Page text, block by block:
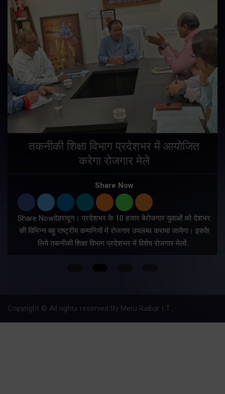
तकनीकी शिक्षा विभाग प्रदेशभर में आयोजित
करेगा रोजगार मेले
Share Now
Share Nowदेहरादून। प्रदेशभर के 10 हजार बेरोजगार युवाओं को देशभर
की विभिन्न बहु राष्ट्रीय कम्पनियों में रोजगार उपलब्ध कराया जायेगा। इसके
लिये तकनीकी शिक्षा विभाग प्रदेशभर में विशेष रोजगार मेलों…
Copyright © All rights reserved By Meru Raibar | Theme by